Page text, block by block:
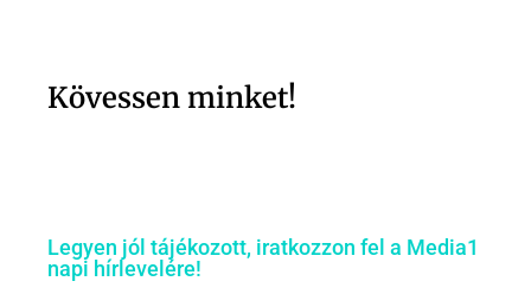
Kövessen minket!
Legyen jól tájékozott, iratkozzon fel a Media1
napi hírlevelére!